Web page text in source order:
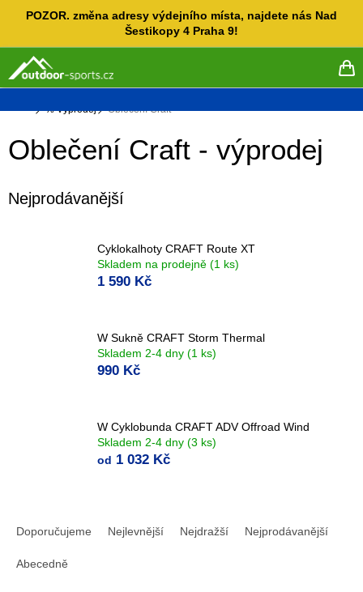
POZOR. změna adresy výdejního místa, najdete nás Nad
Šestikopy 4 Praha 9!
Domů
% Výprodej Oblečení Craft
Oblečení Craft - výprodej
Nejprodávanější
Cyklokalhoty CRAFT Route XT
Skladem na prodejně (1 ks)
1 590 Kč
W Sukně CRAFT Storm Thermal
Skladem 2-4 dny (1 ks)
990 Kč
W Cyklobunda CRAFT ADV Offroad Wind
Skladem 2-4 dny (3 ks)
od 1 032 Kč
Doporučujeme Nejlevnější Nejdražší Nejprodávanější
Abecedně